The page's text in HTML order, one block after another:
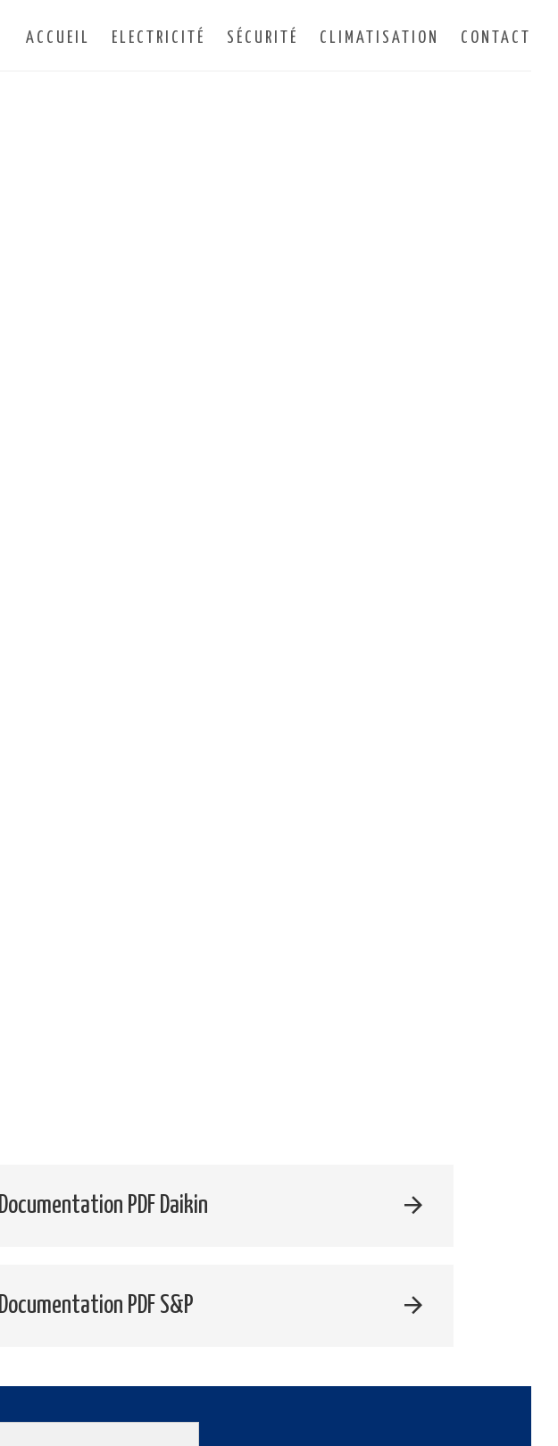
ACCUEIL ELECTRICITÉ SÉCURITÉ CLIMATISATION CONTACT
Documentation PDF Daikin
Documentation PDF S&P